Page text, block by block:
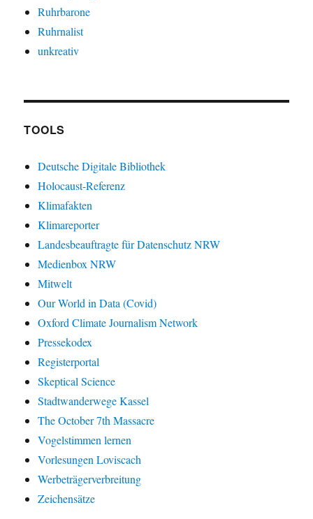
Ruhrbarone
Ruhrnalist
unkreativ
TOOLS
Deutsche Digitale Bibliothek
Holocaust-Referenz
Klimafakten
Klimareporter
Landesbeauftragte für Datenschutz NRW
Medienbox NRW
Mitwelt
Our World in Data (Covid)
Oxford Climate Journalism Network
Pressekodex
Registerportal
Skeptical Science
Stadtwanderwege Kassel
The October 7th Massacre
Vogelstimmen lernen
Vorlesungen Loviscach
Werbeträgerverbreitung
Zeichensätze